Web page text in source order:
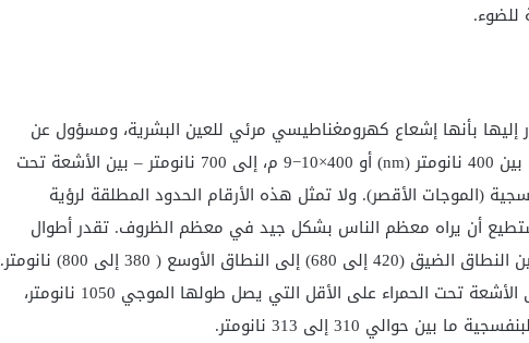
بأنها إشعاع كهرومغناطيسي مرئي للعين البشرية، ومسؤول عن
حاسة الإبصار. يتراوح الطول الموجي للضوء ما بين 400 نانومتر (nm) أو 400×10−9 م، إلى 700 نانومتر – بين الأشعة تحت
(الموجات الأقصر). ولا تمثل هذه الأرقام الحدود المطلقة لرؤية
أن يراه معظم الناس بشكل جيد في معظم الظروف. تقدر أطوال
الموجات للمصادر المختلفة للضوء المرئي ما بين النطاق الضيق (420 إلى 680) إلى النطاق الأوسع ( 380 إلى 800) نانومتر.
يستطيع الأنسان تحت الظروف المثالية أن يرى الأشعة تحت الحمراء على الأقل التي يصل طولها الموجي 1050 نانومتر،
حوالي 310 إلى 313 نانومتر.